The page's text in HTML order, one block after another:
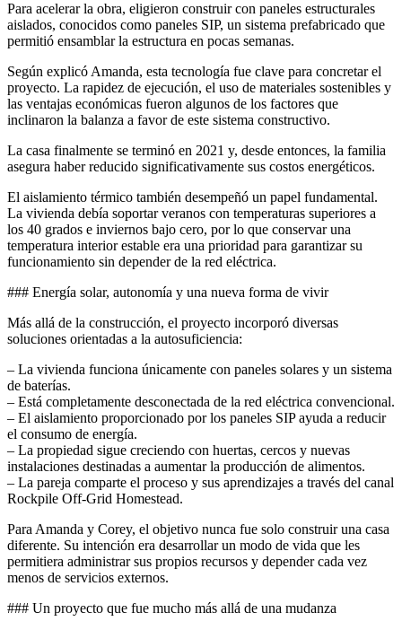
Para acelerar la obra, eligieron construir con paneles estructurales
aislados, conocidos como paneles SIP, un sistema prefabricado que
permitió ensamblar la estructura en pocas semanas.
Según explicó Amanda, esta tecnología fue clave para concretar el
proyecto. La rapidez de ejecución, el uso de materiales sostenibles y
las ventajas económicas fueron algunos de los factores que
inclinaron la balanza a favor de este sistema constructivo.
La casa finalmente se terminó en 2021 y, desde entonces, la familia
asegura haber reducido significativamente sus costos energéticos.
El aislamiento térmico también desempeñó un papel fundamental.
La vivienda debía soportar veranos con temperaturas superiores a
los 40 grados e inviernos bajo cero, por lo que conservar una
temperatura interior estable era una prioridad para garantizar su
funcionamiento sin depender de la red eléctrica.
### Energía solar, autonomía y una nueva forma de vivir
Más allá de la construcción, el proyecto incorporó diversas
soluciones orientadas a la autosuficiencia:
– La vivienda funciona únicamente con paneles solares y un sistema
de baterías.
– Está completamente desconectada de la red eléctrica convencional.
– El aislamiento proporcionado por los paneles SIP ayuda a reducir
el consumo de energía.
– La propiedad sigue creciendo con huertas, cercos y nuevas
instalaciones destinadas a aumentar la producción de alimentos.
– La pareja comparte el proceso y sus aprendizajes a través del canal
Rockpile Off-Grid Homestead.
Para Amanda y Corey, el objetivo nunca fue solo construir una casa
diferente. Su intención era desarrollar un modo de vida que les
permitiera administrar sus propios recursos y depender cada vez
menos de servicios externos.
### Un proyecto que fue mucho más allá de una mudanza